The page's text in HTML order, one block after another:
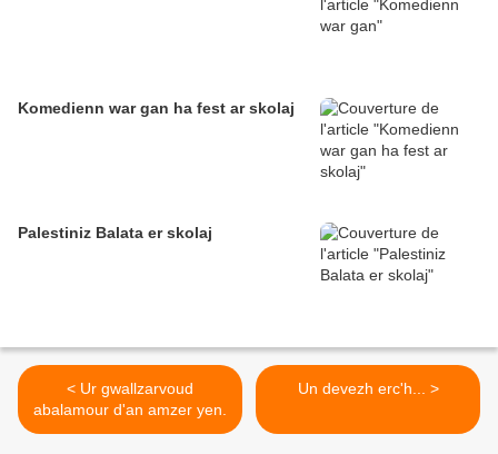
Komedienn war gan ha fest ar skolaj
Palestiniz Balata er skolaj
< Ur gwallzarvoud
abalamour d'an amzer yen.
Un devezh erc'h... >